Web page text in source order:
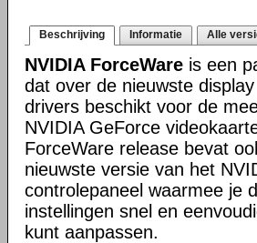
Beschrijving Informatie Alle
NVIDIA ForceWare is een
dat over de nieuwste display
drivers beschikt voor de
NVIDIA GeForce
ForceWare release bevat
nieuwste versie van het
controlepaneel waarmee je
instellingen snel en
kunt aanpassen.